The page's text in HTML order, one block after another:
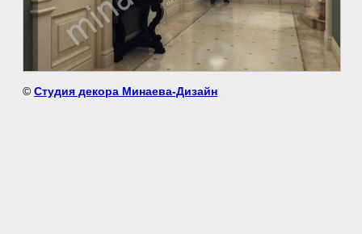
© Студия декора Минаева-Дизайн